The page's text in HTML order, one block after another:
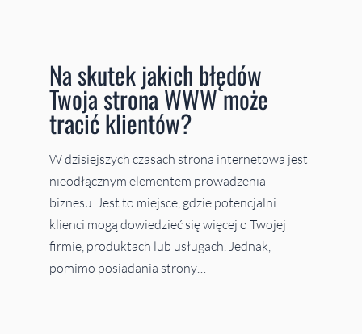
Na skutek jakich błędów
Twoja strona WWW może
tracić klientów?
W dzisiejszych czasach strona internetowa jest
nieodłącznym elementem prowadzenia
biznesu. Jest to miejsce, gdzie potencjalni
klienci mogą dowiedzieć się więcej o Twojej
firmie, produktach lub usługach. Jednak,
pomimo posiadania strony…